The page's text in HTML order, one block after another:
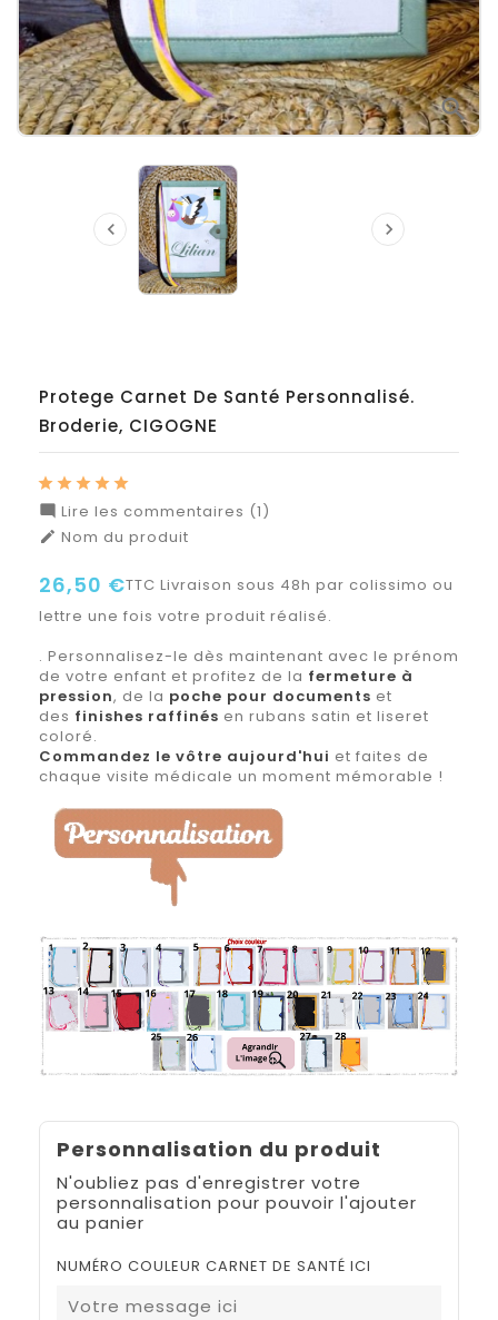

 
Protege Carnet De Santé Personnalisé.
Broderie, CIGOGNE
 Lire les commentaires (1)
 Nom du produit
26,50 €TTC Livraison sous 48h par colissimo ou
lettre une fois votre produit réalisé.
. Personnalisez-le dès maintenant avec le prénom
de votre enfant et profitez de la fermeture à
pression, de la poche pour documents et
des finishes raffinés en rubans satin et liseret
coloré.
Commandez le vôtre aujourd'hui et faites de
chaque visite médicale un moment mémorable !
Personnalisation du produit
N'oubliez pas d'enregistrer votre
personnalisation pour pouvoir l'ajouter
au panier
NUMÉRO COULEUR CARNET DE SANTÉ ICI